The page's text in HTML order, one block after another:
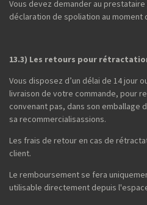
Vous devez demander au
déclaration de spoliation au moment
13.3) Les retours pour
Vous disposez d’un délai de 14 jour
livraison de votre commande, pour
convenant pas, dans son emballage
sa recommercialisassions.
Les frais de retour en cas de
client.
Le remboursement se fera
utilisable directement depuis